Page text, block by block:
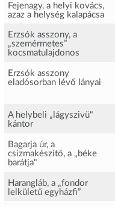
Fejenagy, a helyi kovács,
azaz a helység kalapácsa
Erzsók asszony, a
„szemérmetes”
kocsmatulajdonos
Erzsók asszony
eladósorban lévő lányai
A helybeli „lágyszivü"
kántor
Bagarja úr, a
csizmakészítő, a „béke
barátja"
Harangláb, a „fondor
lelkületű egyházfi”